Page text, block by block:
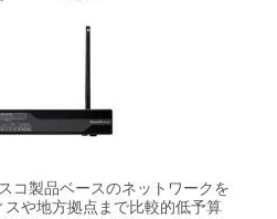
コ製品ベースのネットワークを
スや地方拠点まで比較的低予算